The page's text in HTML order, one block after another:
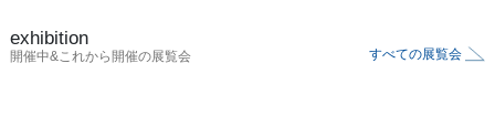
exhibition
開催中&これから開催の展覧会 すべての展覧会